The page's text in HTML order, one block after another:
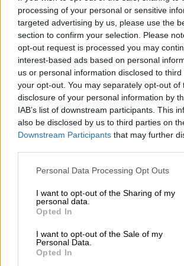
processing of your personal or sensitive
targeted advertising by us, please use the
section to confirm your selection. Please
opt-out request is processed you may
interest-based ads based on personal
us or personal information disclosed to
your opt-out. You may separately opt-out of
disclosure of your personal information by
IAB’s list of downstream participants. This
also be disclosed by us to third parties on
Downstream Participants that may further
Personal Data Processing Opt Outs
I want to opt-out of the Sharing of my
personal data.
Opted In
I want to opt-out of the Sale of my
Personal Data.
Opted In
en la economía del bienestar.
AUTOR MANUEL FERRARI
Mas artículos del mismo autor/a
MARTES, 10 DICIEMBRE